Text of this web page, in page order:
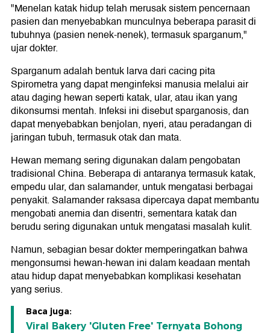
"Menelan katak hidup telah merusak sistem pencernaan
pasien dan menyebabkan munculnya beberapa parasit di
tubuhnya (pasien nenek-nenek), termasuk sparganum,"
ujar dokter.
Sparganum adalah bentuk larva dari cacing pita
Spirometra yang dapat menginfeksi manusia melalui air
atau daging hewan seperti katak, ular, atau ikan yang
dikonsumsi mentah. Infeksi ini disebut sparganosis, dan
dapat menyebabkan benjolan, nyeri, atau peradangan di
jaringan tubuh, termasuk otak dan mata.
Hewan memang sering digunakan dalam pengobatan
tradisional China. Beberapa di antaranya termasuk katak,
empedu ular, dan salamander, untuk mengatasi berbagai
penyakit. Salamander raksasa dipercaya dapat membantu
mengobati anemia dan disentri, sementara katak dan
berudu sering digunakan untuk mengatasi masalah kulit.
Namun, sebagian besar dokter memperingatkan bahwa
mengonsumsi hewan-hewan ini dalam keadaan mentah
atau hidup dapat menyebabkan komplikasi kesehatan
yang serius.
Baca juga:
Viral Bakery 'Gluten Free' Ternyata Bohong